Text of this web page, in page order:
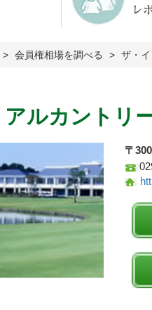
会員権相場を調べる ザ・
ルカントリ
〒